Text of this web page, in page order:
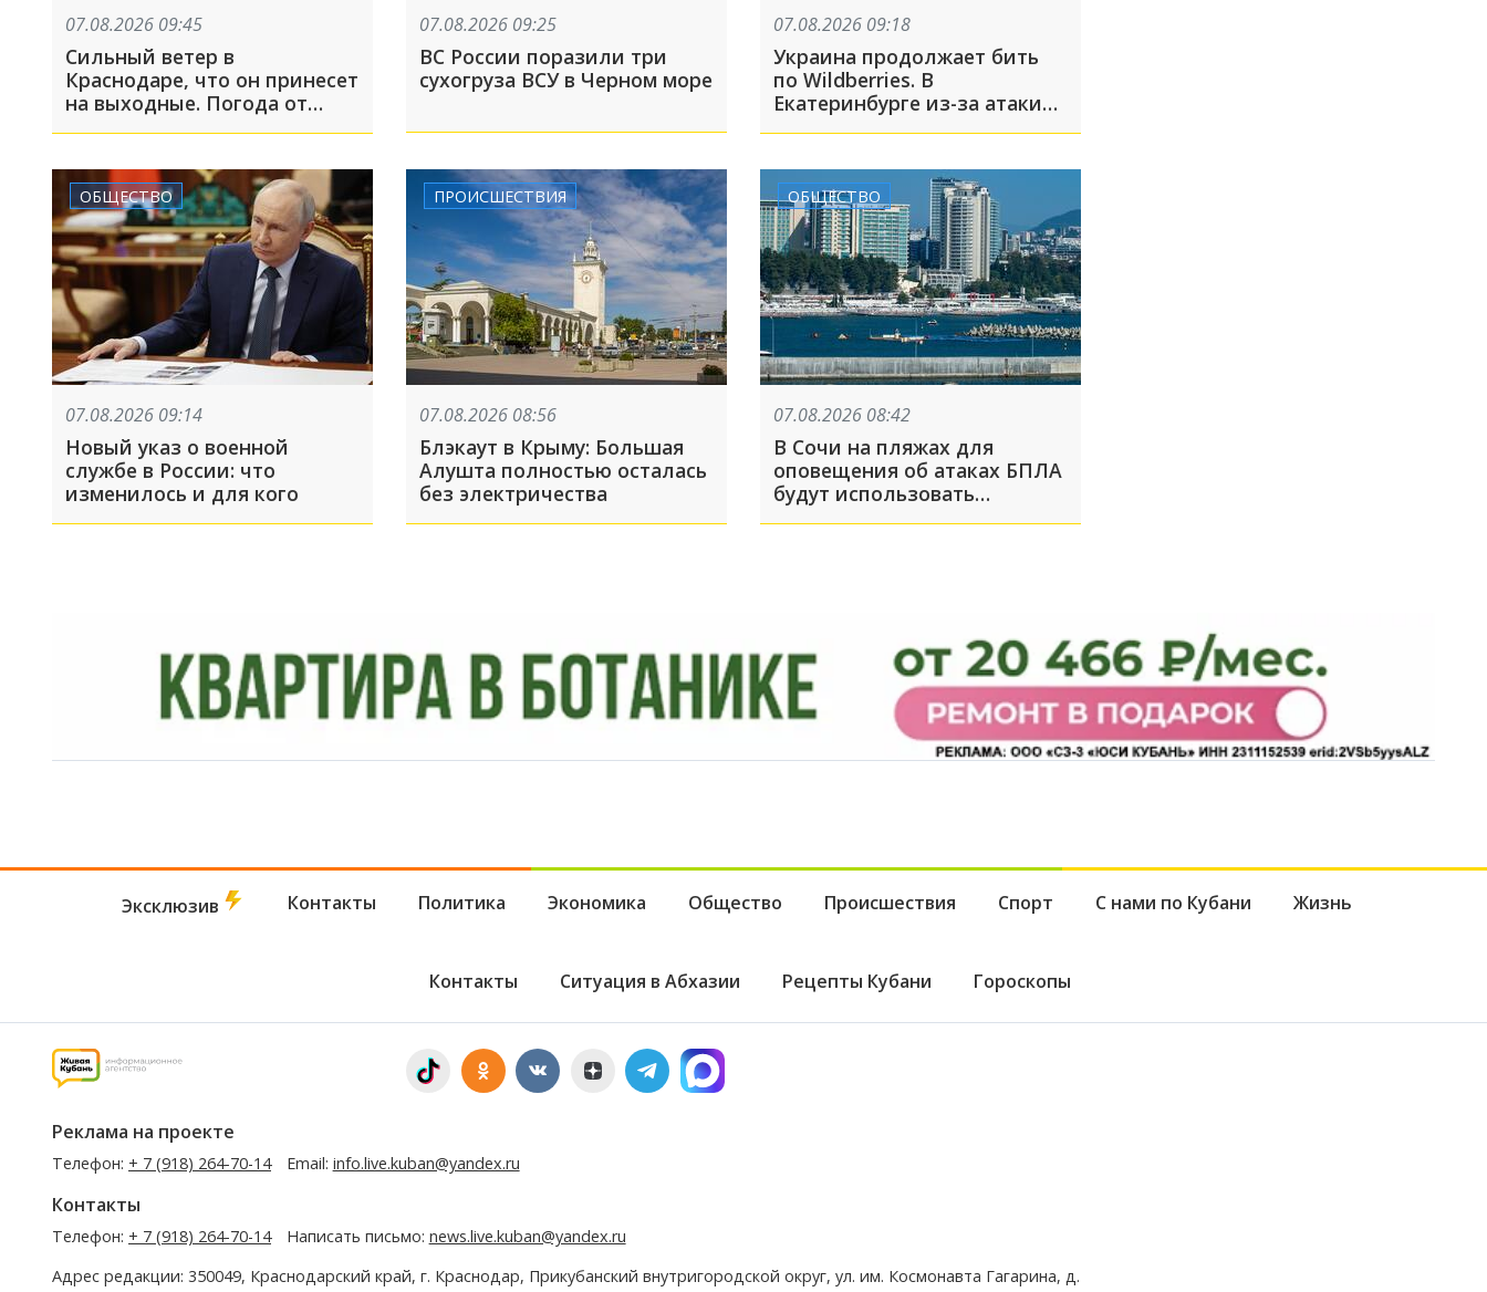
07.08.2026 09:45
Сильный ветер в
Краснодаре, что он принесет
на выходные. Погода от
Леуса
07.08.2026 09:25
ВС России поразили три
сухогруза ВСУ в Черном море
07.08.2026 09:18
Украина продолжает бить
по Wildberries. В
Екатеринбурге из-за атаки
БПЛА загорелся еще один
ОБЩЕСТВО
07.08.2026 09:14
Новый указ о военной
службе в России: что
изменилось и для кого
ПРОИСШЕСТВИЯ
07.08.2026 08:56
Блэкаут в Крыму: Большая
Алушта полностью осталась
без электричества
ОБЩЕСТВО
07.08.2026 08:42
В Сочи на пляжах для
оповещения об атаках БПЛА
будут использовать
громкоговорители. Речь
Эксклюзив Контакты Политика Экономика Общество Происшествия Спорт С нами по Кубани Жизнь
Контакты Ситуация в Абхазии Рецепты Кубани Гороскопы
Реклама на проекте
Телефон: + 7 (918) 264-70-14 Email: info.live.kuban@yandex.ru
Контакты
Телефон: + 7 (918) 264-70-14 Написать письмо: news.live.kuban@yandex.ru
Адрес редакции: 350049, Краснодарский край, г. Краснодар, Прикубанский внутригородской округ, ул. им. Космонавта Гагарина, д.